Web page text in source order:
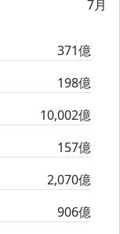
7月
371億
198億
10,002億
157億
2,070億
906億